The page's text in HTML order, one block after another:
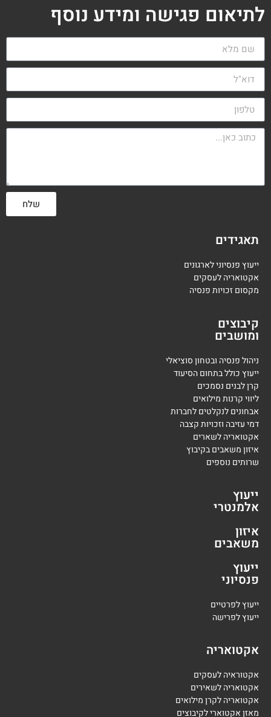
לתיאום פגישה ומידע נוסף
שלח
תאגידים
ייעוץ פנסיוני לארגונים
אקטואריה לעסקים
מקסום זכויות פנסיה
קיבוצים
ומושבים
ניהול פנסיה ובטחון סוציאלי
ייעוץ כולל בתחום הסיעוד
קרן לבנים נסמכים
ליווי קרנות מילואים
אבחונים לנקלטים לחברות
דמי עזיבה וזכויות קצבה
אקטואריה לשארים
איזון משאבים בקיבוץ
שרותים נוספים
ייעוץ
אלמנטרי
איזון
משאבים
ייעוץ
פנסיוני
ייעוץ לפרטיים
ייעוץ לפרישה
אקטואריה
אקטוראיה לעסקים
אקטואריה לשאירים
אקטואריה לקרן מילואים
מאזן אקטוארי לקיבוצים